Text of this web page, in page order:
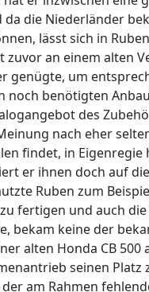
die Niederländer
lässt sich in
zuvor an einem alten
genügte, um
noch benötigten
des
nach eher
findet, in Eigenregie
er ihnen doch auf
Ruben zum
fertigen und auch
bekam keine der
alten Honda CB
seinen
am Rahmen